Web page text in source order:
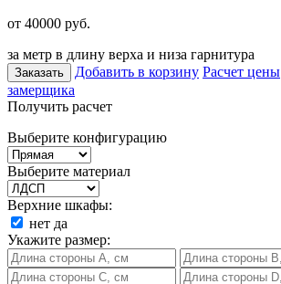
от 40000 руб.
за метр в длину верха и низа гарнитура
Заказать Добавить в корзину Расчет цены
замерщика
Получить расчет
Выберите конфигурацию
Выберите материал
Верхние шкафы:
нет да
Укажите размер: